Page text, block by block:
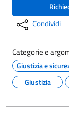
Condividi
Categorie e
Giustizia e
Giustizia